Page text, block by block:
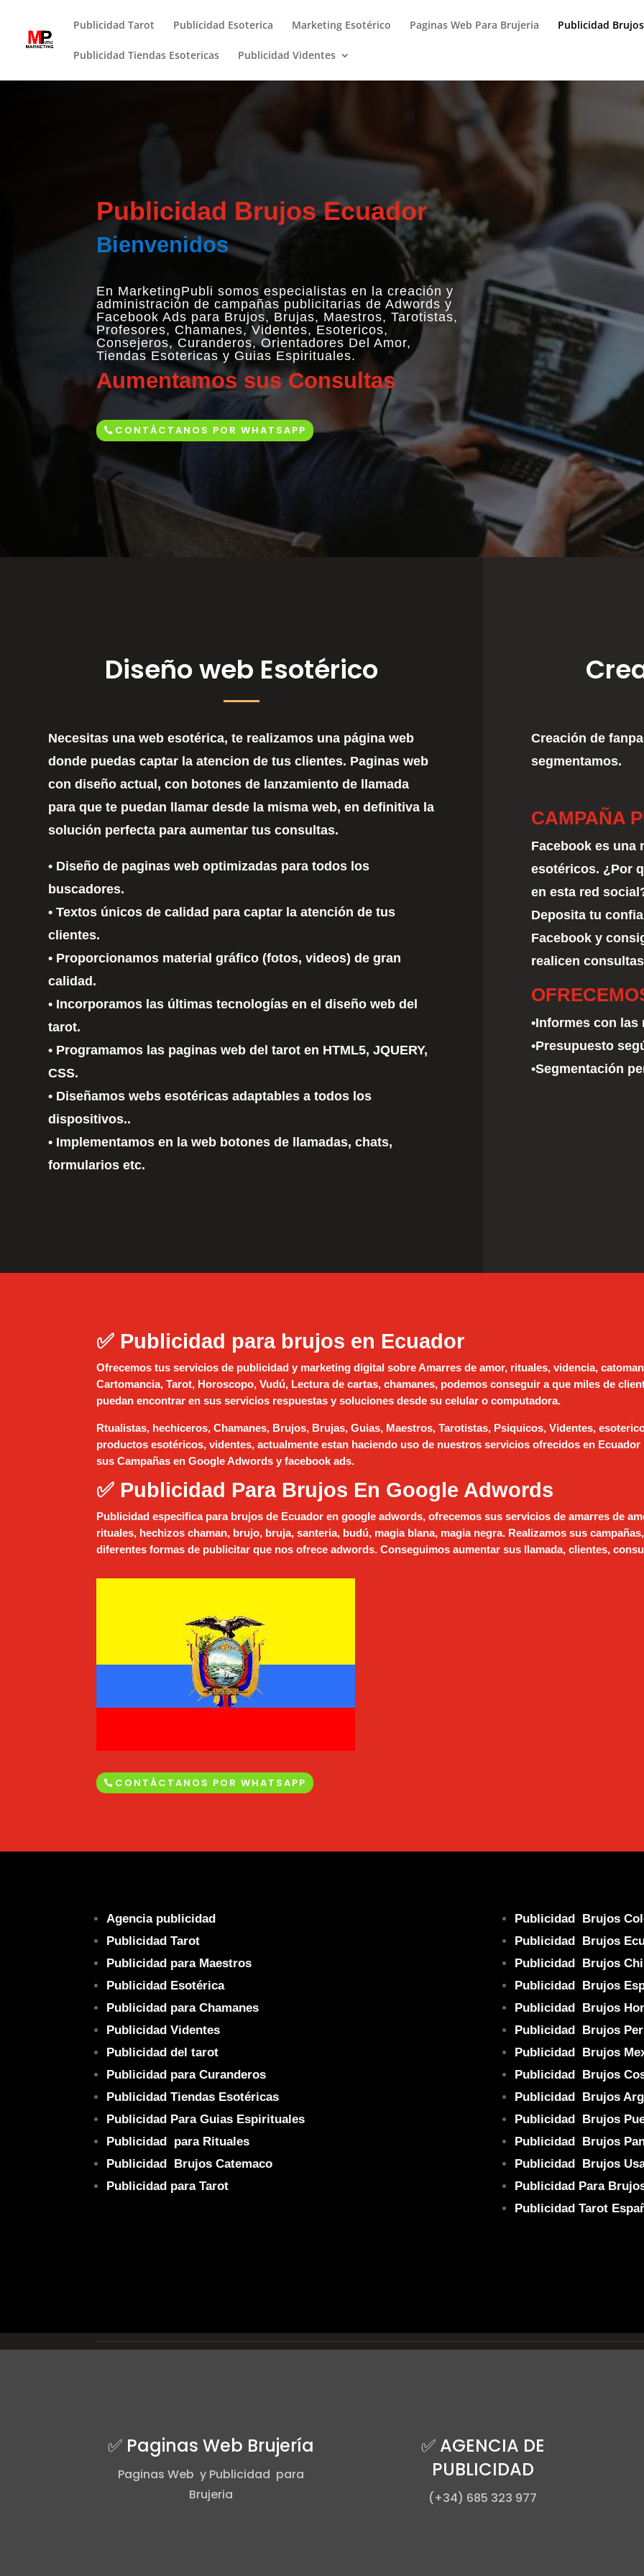
Publicidad Tarot Publicidad Esoterica Marketing Esotérico Paginas Web Para Brujeria Publicidad Brujos
Publicidad Tiendas Esotericas Publicidad Videntes
Publicidad Brujos Ecuador
Bienvenidos
En MarketingPubli somos especialistas en la creación y
administración de campañas publicitarias de Adwords y
Facebook Ads para Brujos, Brujas, Maestros, Tarotistas,
Profesores, Chamanes, Videntes, Esotericos,
Consejeros, Curanderos, Orientadores Del Amor,
Tiendas Esotericas y Guias Espirituales.
Aumentamos sus Consultas
CONTÁCTANOS POR WHATSAPP
Diseño web Esotérico
Necesitas una web esotérica, te realizamos una página web
donde puedas captar la atencion de tus clientes. Paginas web
con diseño actual, con botones de lanzamiento de llamada
para que te puedan llamar desde la misma web, en definitiva la
solución perfecta para aumentar tus consultas.
• Diseño de paginas web optimizadas para todos los
buscadores.
• Textos únicos de calidad para captar la atención de tus
clientes.
• Proporcionamos material gráfico (fotos, videos) de gran
calidad.
• Incorporamos las últimas tecnologías en el diseño web del
tarot.
• Programamos las paginas web del tarot en HTML5, JQUERY,
CSS.
• Diseñamos webs esotéricas adaptables a todos los
dispositivos..
• Implementamos en la web botones de llamadas, chats,
formularios etc.
Creación de
segmentamos.
CAMPAÑA
Facebook es una
esotéricos. ¿Por
en esta red
Deposita tu
Facebook y
realicen
•Informes con
•Presupuesto
•Segmentación
✅ Publicidad para brujos en Ecuador
Ofrecemos tus servicios de publicidad y marketing digital sobre Amarres de amor, rituales, videncia,
Cartomancia, Tarot, Horoscopo, Vudú, Lectura de cartas, chamanes, podemos conseguir a que miles de
puedan encontrar en sus servicios respuestas y soluciones desde su celular o computadora.
Rtualistas, hechiceros, Chamanes, Brujos, Brujas, Guias, Maestros, Tarotistas, Psiquicos, Videntes,
productos esotéricos, videntes, actualmente estan haciendo uso de nuestros servicios ofrecidos en Ecuador
sus Campañas en Google Adwords y facebook ads.
✅ Publicidad Para Brujos En Google Adwords
Publicidad especifica para brujos de Ecuadoren google adwords, ofrecemos sus servicios de amarres de
rituales, hechizos chaman, brujo, bruja, santeria, budú, magia blana, magia negra. Realizamos sus
diferentes formas de publicitar que nos ofrece adwords. Conseguimos aumentar sus llamada, clientes,
CONTÁCTANOS POR WHATSAPP
Agencia publicidad
Publicidad Tarot
Publicidad para Maestros
Publicidad Esotérica
Publicidad para Chamanes
Publicidad Videntes
Publicidad del tarot
Publicidad para Curanderos
Publicidad Tiendas Esotéricas
Publicidad Para Guias Espirituales
Publicidad para Rituales
Publicidad Brujos Catemaco
Publicidad para Tarot
Publicidad Brujos
Publicidad Brujos
Publicidad Brujos
Publicidad Brujos
Publicidad Brujos
Publicidad Brujos
Publicidad Brujos
Publicidad Brujos
Publicidad Brujos
Publicidad Brujos
Publicidad Brujos
Publicidad Brujos
Publicidad Para
Publicidad Tarot
✅ Paginas Web Brujería
Paginas Web y Publicidad para
Brujeria
✅ AGENCIA DE
PUBLICIDAD
(+34) 685 323 977